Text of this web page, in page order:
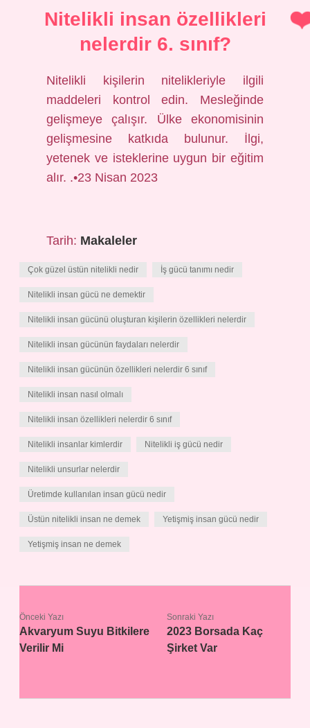
Nitelikli insan özellikleri
nelerdir 6. sınıf?
Nitelikli kişilerin nitelikleriyle ilgili
maddeleri kontrol edin. Mesleğinde
gelişmeye çalışır. Ülke ekonomisinin
gelişmesine katkıda bulunur. İlgi,
yetenek ve isteklerine uygun bir eğitim
alır. .•23 Nisan 2023
Tarih: Makaleler
Çok güzel üstün nitelikli nedir İş gücü tanımı nedir
Nitelikli insan gücü ne demektir
Nitelikli insan gücünü oluşturan kişilerin özellikleri nelerdir
Nitelikli insan gücünün faydaları nelerdir
Nitelikli insan gücünün özellikleri nelerdir 6 sınıf
Nitelikli insan nasıl olmalı
Nitelikli insan özellikleri nelerdir 6 sınıf
Nitelikli insanlar kimlerdir Nitelikli iş gücü nedir
Nitelikli unsurlar nelerdir
Üretimde kullanılan insan gücü nedir
Üstün nitelikli insan ne demek Yetişmiş insan gücü nedir
Yetişmiş insan ne demek
Önceki Yazı
Akvaryum Suyu Bitkilere
Verilir Mi
Sonraki Yazı
2023 Borsada Kaç
Şirket Var